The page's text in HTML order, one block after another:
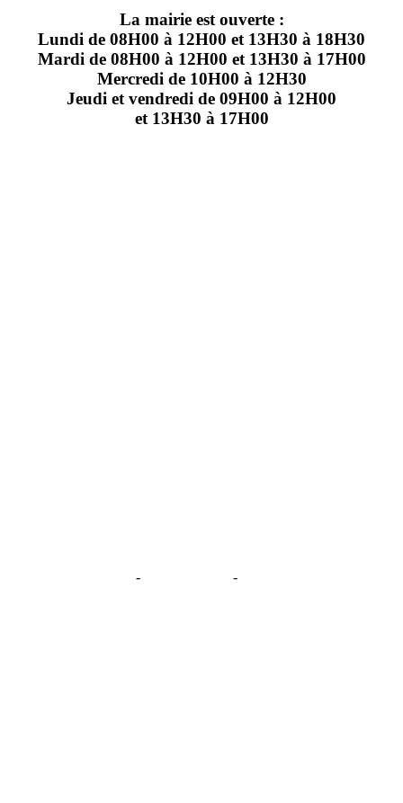
La mairie est ouverte :
Lundi de 08H00 à 12H00 et 13H30 à 18H30
Mardi de 08H00 à 12H00 et 13H30 à 17H00
Mercredi de 10H00 à 12H30
Jeudi et vendredi de 09H00 à 12H00
et 13H30 à 17H00
- -